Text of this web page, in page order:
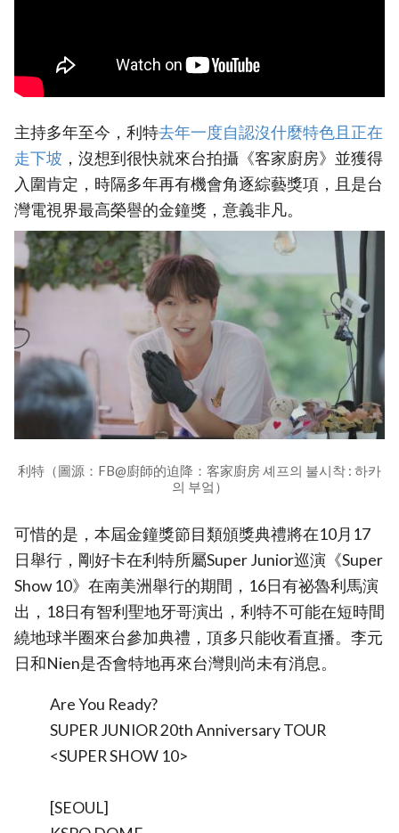
主持多年至今，利特‎去年一度自認沒什麼特色且正在
走下坡‎ ，沒想到很快就來台拍攝《客家廚房》並獲得
入圍肯定，時隔多年再有機會角逐綜藝獎項，且是台
灣電視界最高榮譽的金鐘獎，意義非凡。
利特（圖源：FB@廚師的迫降：客家廚房 셰프의 불시착 : 하카
의 부엌）
可惜的是，本屆金鐘獎節目類頒獎典禮將在10月17
日舉行，剛好卡在利特所屬Super Junior巡演《Super
Show 10》在南美洲舉行的期間，16日有祕魯利馬演
出，18日有智利聖地牙哥演出，利特不可能在短時間
繞地球半圈來台參加典禮，頂多只能收看直播。李元
日和Nien是否會特地再來台灣則尚未有消息。
Are You Ready?
SUPER JUNIOR 20th Anniversary TOUR
<SUPER SHOW 10>
[SEOUL]